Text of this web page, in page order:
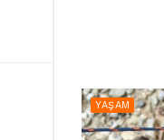
YAŞAM